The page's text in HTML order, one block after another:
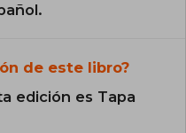
de este libro?
edición es Tapa